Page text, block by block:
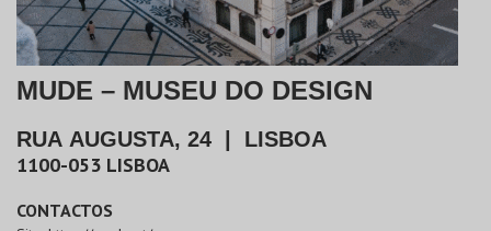
MUDE – MUSEU DO DESIGN
RUA AUGUSTA, 24 LISBOA
1100-053 LISBOA
CONTACTOS